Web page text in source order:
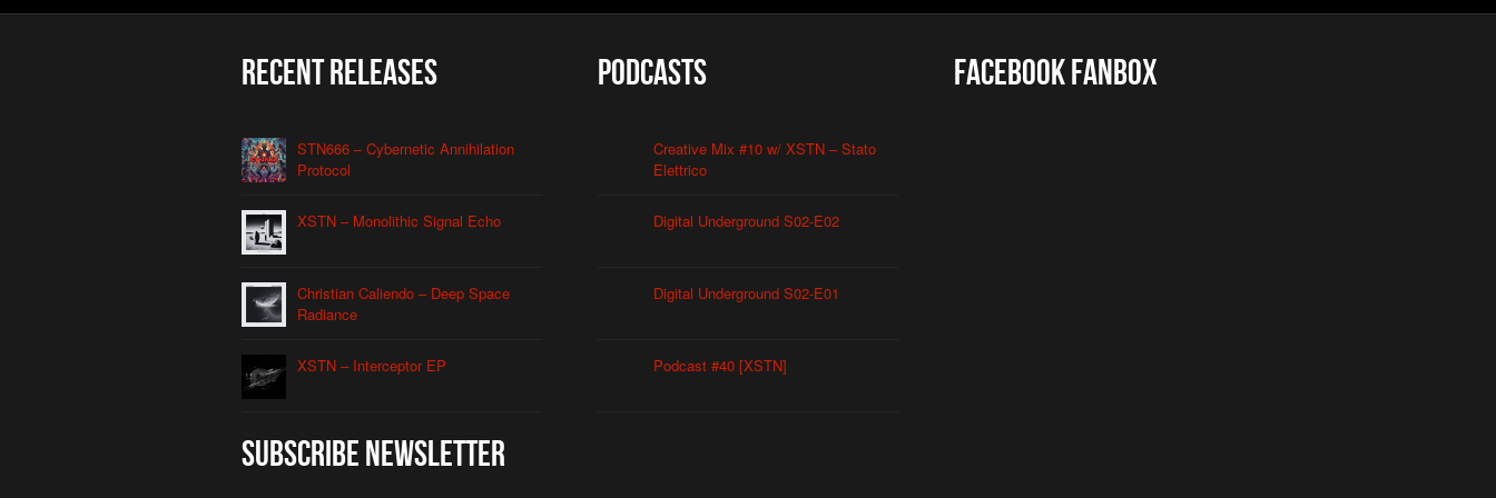
Recent Releases
STN666 – Cybernetic Annihilation
Protocol
XSTN – Monolithic Signal Echo
Christian Caliendo – Deep Space
Radiance
XSTN – Interceptor EP
Subscribe Newsletter
Podcasts
Creative Mix #10 w/ XSTN – Stato
Elettrico
Digital Underground S02-E02
Digital Underground S02-E01
Podcast #40 [XSTN]
Facebook FanBox